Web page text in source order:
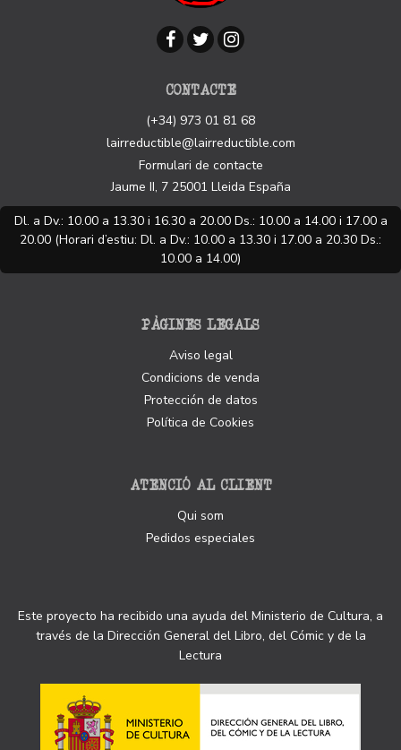
CONTACTE
(+34) 973 01 81 68
lairreductible@lairreductible.com
Formulari de contacte
Jaume II, 7 25001 Lleida España
Dl. a Dv.: 10.00 a 13.30 i 16.30 a 20.00 Ds.: 10.00 a 14.00 i 17.00 a
20.00 (Horari d’estiu: Dl. a Dv.: 10.00 a 13.30 i 17.00 a 20.30 Ds.:
10.00 a 14.00)
PÀGINES LEGALS
Aviso legal
Condicions de venda
Protección de datos
Política de Cookies
ATENCIÓ AL CLIENT
Qui som
Pedidos especiales
Este proyecto ha recibido una ayuda del Ministerio de Cultura, a
través de la Dirección General del Libro, del Cómic y de la
Lectura